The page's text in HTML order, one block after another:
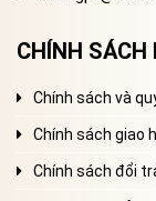
CHÍNH SÁCH
Chính sách và
Chính sách giao
Chính sách đổi